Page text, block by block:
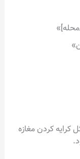
کرایه کردن مغازه